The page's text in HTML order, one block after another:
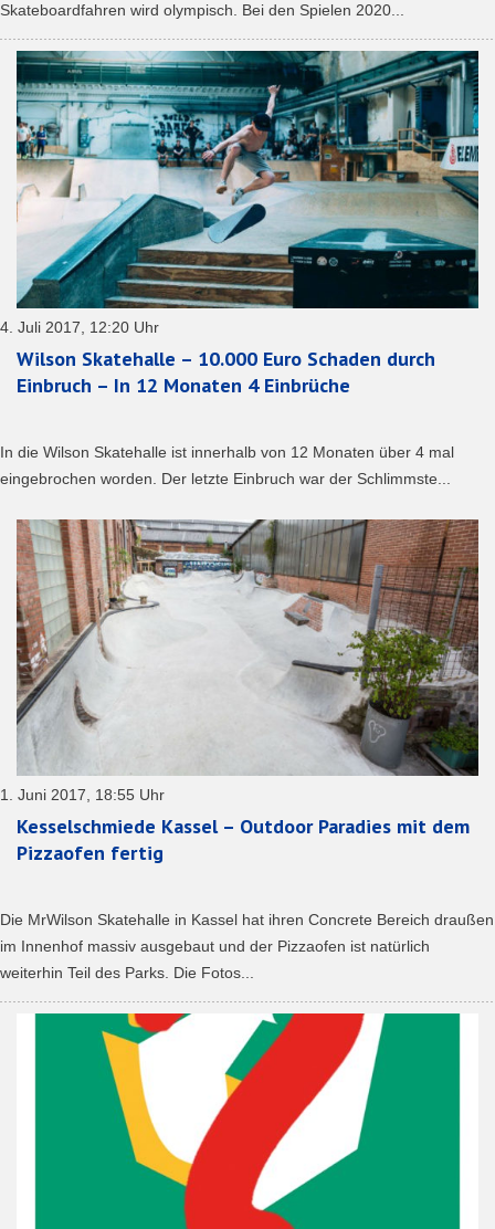
Skateboardfahren wird olympisch. Bei den Spielen 2020...
4. Juli 2017, 12:20 Uhr
Wilson Skatehalle – 10.000 Euro Schaden durch
Einbruch – In 12 Monaten 4 Einbrüche
In die Wilson Skatehalle ist innerhalb von 12 Monaten über 4 mal
eingebrochen worden. Der letzte Einbruch war der Schlimmste...
1. Juni 2017, 18:55 Uhr
Kesselschmiede Kassel – Outdoor Paradies mit dem
Pizzaofen fertig
Die MrWilson Skatehalle in Kassel hat ihren Concrete Bereich draußen
im Innenhof massiv ausgebaut und der Pizzaofen ist natürlich
weiterhin Teil des Parks. Die Fotos...